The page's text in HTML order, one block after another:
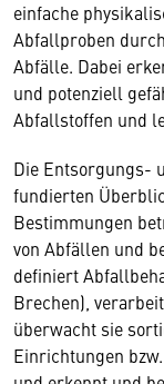
einfache
Abfallproben
Abfälle. Dabei
und potenziell
Abfallstoffen und
Die Entsorgungs-
fundierten
Bestimmungen
von Abfällen und
definiert
Brechen),
überwacht sie
Einrichtungen